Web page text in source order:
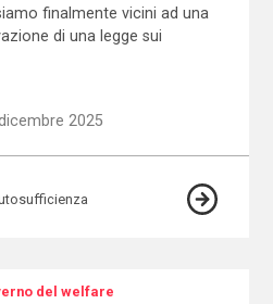
finalmente vicini ad una
di una legge sui
2025
del welfare